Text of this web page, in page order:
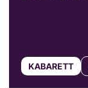
KABARETT